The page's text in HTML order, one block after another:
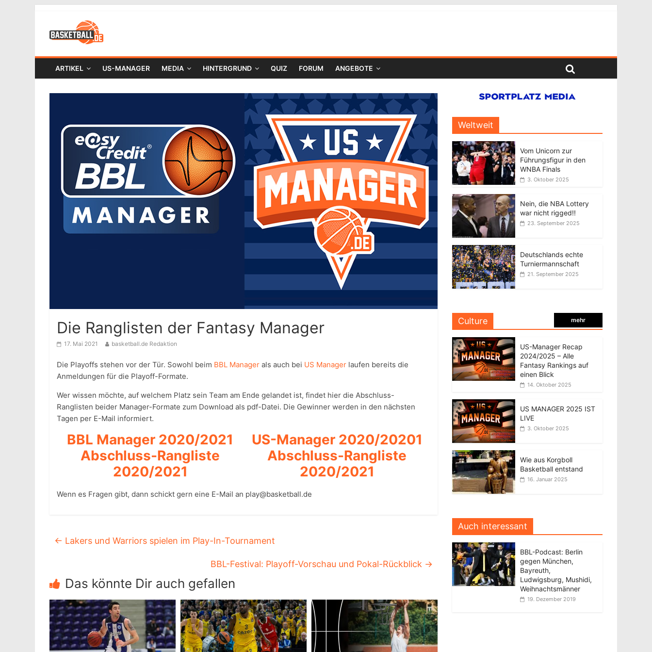
ARTIKEL US-MANAGER MEDIA HINTERGRUND QUIZ FORUM ANGEBOTE
Die Ranglisten der Fantasy Manager
17. Mai 2021 basketball.de Redaktion
Die Playoffs stehen vor der Tür. Sowohl beim BBL Manager als auch bei US Manager laufen bereits die
Anmeldungen für die Playoff-Formate.
Wer wissen möchte, auf welchem Platz sein Team am Ende gelandet ist, findet hier die Abschluss-
Ranglisten beider Manager-Formate zum Download als pdf-Datei. Die Gewinner werden in den nächsten
Tagen per E-Mail informiert.
BBL Manager 2020/2021
Abschluss-Rangliste
2020/2021
US-Manager 2020/20201
Abschluss-Rangliste
2020/2021
Wenn es Fragen gibt, dann schickt gern eine E-Mail an play@basketball.de
← Lakers und Warriors spielen im Play-In-Tournament
BBL-Festival: Playoff-Vorschau und Pokal-Rückblick →
Das könnte Dir auch gefallen
Weltweit
Vom Unicorn zur
Führungsfigur in den
WNBA Finals
3. Oktober 2025
Nein, die NBA Lottery
war nicht rigged!!
23. September 2025
Deutschlands echte
Turniermannschaft
21. September 2025
Culture mehr
US-Manager Recap
2024/2025 – Alle
Fantasy Rankings auf
einen Blick
14. Oktober 2025
US MANAGER 2025 IST
LIVE
3. Oktober 2025
Wie aus Korgboll
Basketball entstand
16. Januar 2025
Auch interessant
BBL-Podcast: Berlin
gegen München,
Bayreuth,
Ludwigsburg, Mushidi,
Weihnachtsmänner
19. Dezember 2019